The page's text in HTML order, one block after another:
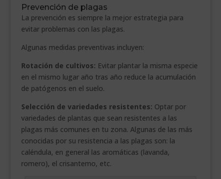
Prevención de plagas
La prevención es siempre la mejor estrategia para
evitar problemas con las plagas.
Algunas medidas preventivas incluyen:
Rotación de cultivos: Evitar plantar la misma especie
en el mismo lugar año tras año reduce la acumulación
de patógenos en el suelo.
Selección de variedades resistentes: Optar por
variedades de plantas que sean resistentes a las
plagas más comunes en tu zona. Algunas de las más
conocidas por su resistencia a las plagas son: la
caléndula, en general las aromáticas (lavanda,
romero), el crisantemo, etc.